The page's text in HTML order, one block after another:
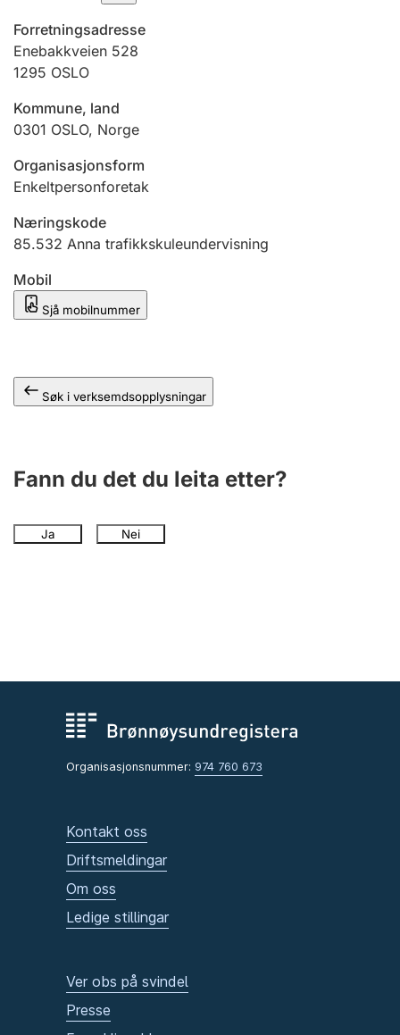
Jeger
Betaling og jegeravgiftskort
Ektepaktrettleiaren
Andre tema
Forretningsadresse
Enebakkveien 528
1295 OSLO
Kommune, land
0301 OSLO, Norge
Organisasjonsform
Enkeltpersonforetak
Næringskode
85.532 Anna trafikkskuleundervisning
Mobil
Sjå mobilnummer
Søk i verksemdsopplysningar
Fann du det du leita etter?
Ja Nei
Organisasjonsnummer: 974 760 673
Kontakt oss
Driftsmeldingar
Om oss
Ledige stillingar
Ver obs på svindel
Presse